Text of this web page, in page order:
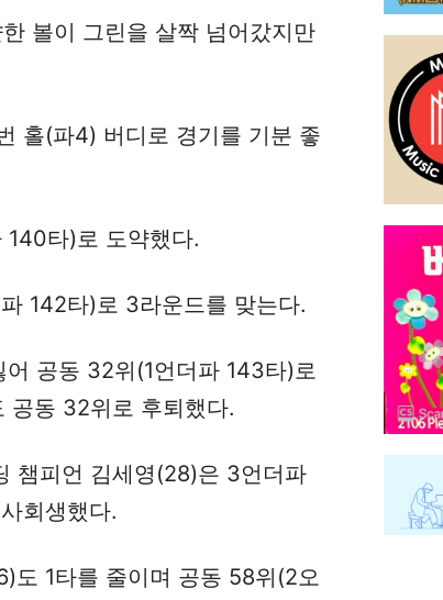
볼이 그린을 살짝 넘어갔지만
홀(파4) 버디로 경기를 기분 좋
타)로 도약했다.
142타)로 3라운드를 맞는다.
공동 32위(1언더파 143타)로
공동 32위로 후퇴했다.
챔피언 김세영(28)은 3언더파
회생했다.
도 1타를 줄이며 공동 58위(2오